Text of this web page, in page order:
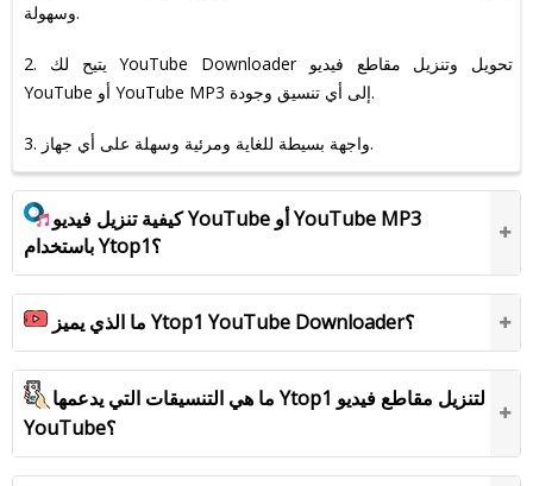
وسهولة.
2. يتيح لك YouTube Downloader تحويل وتنزيل مقاطع فيديو
YouTube أو YouTube MP3 إلى أي تنسيق وجودة.
3. واجهة بسيطة للغاية ومرئية وسهلة على أي جهاز.
كيفية تنزيل فيديو YouTube أو YouTube MP3
باستخدام Ytop1؟
ما الذي يميز Ytop1 YouTube Downloader؟
ما هي التنسيقات التي يدعمها Ytop1 لتنزيل مقاطع فيديو
YouTube؟